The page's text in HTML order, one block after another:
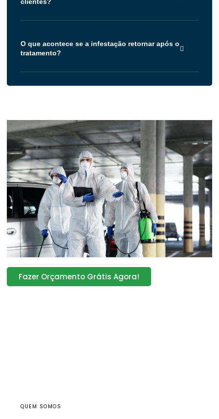
clientes?
O que acontece se a infestação retornar após o
tratamento?
Fazer Orçamento Grátis Agora!
QUEM SOMOS